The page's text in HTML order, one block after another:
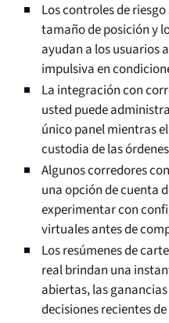
Los controles de
tamaño de posición y
ayudan a los usuarios
impulsiva en
La integración con
usted puede
único panel mientras
custodia de las
Algunos corredores
una opción de cuenta
experimentar con
virtuales antes de
Los resúmenes de
real brindan una
abiertas, las
decisiones recientes